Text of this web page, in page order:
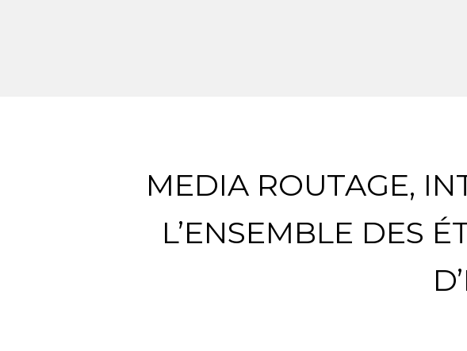
MEDIA ROUTAGE,
L’ENSEMBLE DES